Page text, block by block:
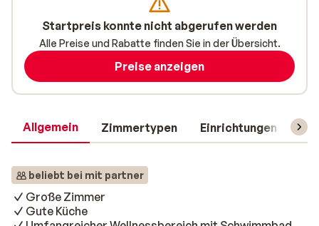
Allgemein Zimmertypen Einrichtungen
beliebt bei mit partner
Große Zimmer
Gute Küche
Startpreis konnte nicht abgerufen werden
Alle Preise und Rabatte finden Sie in der Übersicht.
Preise anzeigen